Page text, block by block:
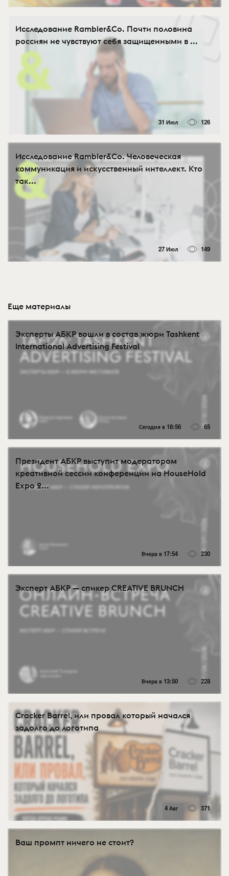
Исследование Rambler&Co. Почти половина
россиян не чувствуют себя защищенными в ...
31 Июл 126
Исследование Rambler&Co. Человеческая
коммуникация и искусственный интеллект. Кто
так...
27 Июл 149
Еще материалы
Эксперты АБКР вошли в состав жюри Tashkent
International Advertising Festival
Сегодня в 18:56 65
Президент АБКР выступит модератором
креативной сессии конференции на HouseHold
Expo 2...
Вчера в 17:54 230
Эксперт АБКР — спикер CREATIVE BRUNCH
Вчера в 13:50 228
Cracker Barrel, или провал который начался
задолго до логотипа
4 Авг 371
Ваш промпт ничего не стоит?